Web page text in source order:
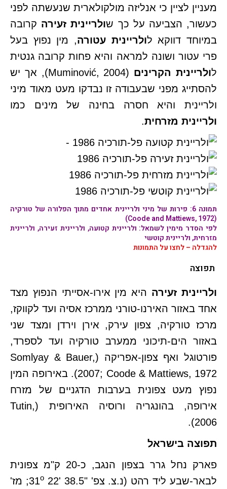
מעניין לציין כי אנליזה מולקולארית שנעשתה לפני
כעשור, הצביעה על כך שולריינית זעירה קרובה
במיוחד דווקא לולריינית עטורה, מין נפוץ בעל
פרי עטור ושונה למראה והיא פחות קרובה גנטית
לולריינית הקרינים
(Muminović, 2004), אך יש
להסתייג מפני שבעבודה זו נבדקו מעט מאוד מיני
ולריינית והיא חסרה בחינה של מינים כמו
ולריינית מזרחית.
תמונה 6: פירות של מיני ולריינית אחדים מתוך הפלורה של טורקיה
(Coode and Mattiews, 1972)
לפי הסדר מימין לשמאל: ולריינית קטועה, ולריינית זעירה, ולריינית
מזרחית, ולריינית קוטשי
להגדלה – לחצו על התמונות
תפוצה
ולריינית זעירה היא מין אירו-אסייתי הנפוץ מצד
אחד באזור האירנו-טורני ממרכז אסיה ועד לקווקז,
מרכז טורקיה, צפון עירק, אירן וירדן ומצד שני
באזור הים-תיכוני ממערב טורקיה ועד לספרד,
פורטוגל ואף צפון-אפריקה (Somlyay & Bauer,
2007; Coode & Mattiews, 1972). באירופה המין
נפוץ מעט צפונית בערבות הדגניים של מזרח
אירופה, בהונגריה ורוסיה האירופית (Tutin,
2006).
תפוצה בישראל
פארק נחל גרר בצפון הנגב, כ-20 ק"מ צפונית
לבאר-שבע ליד רהט (נ.צ. צפ' "31
o
22' 38.5; מז'